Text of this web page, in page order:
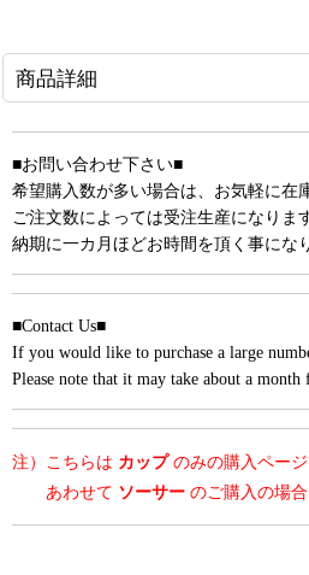
商品詳細
■お問い合わせ下さい■
希望購入数が多い場合は、お気軽に在
ご注文数によっては受注生産になりま
納期に一カ月ほどお時間を頂く事にな
■Contact Us■
If you would like to purchase a large
Please note that it may take about a
注）こちらは カップのみの購入ページ
あわせて ソーサー のご購入の場